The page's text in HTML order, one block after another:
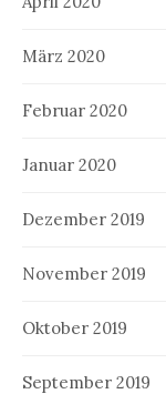
März 2020
Februar 2020
Januar 2020
Dezember 2019
November 2019
Oktober 2019
September 2019